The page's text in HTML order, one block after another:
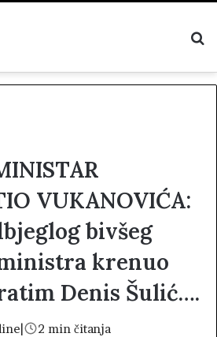
VUKANOVIĆA:
bivšeg
krenuo
Denis Šulić….
| 2 min čitanja